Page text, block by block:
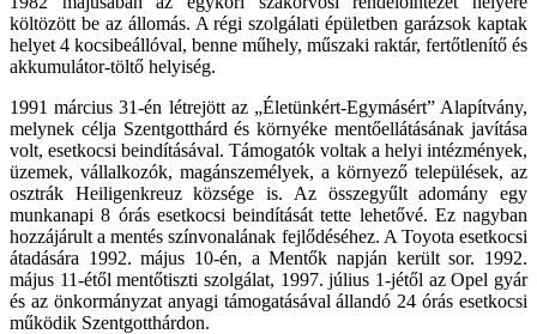
költözött be az állomás. A régi szolgálati épületben garázsok kaptak
helyet 4 kocsibeállóval, benne műhely, műszaki raktár, fertőtlenítő és
akkumulátor-töltő helyiség.
1991 március 31-én létrejött az „Életünkért-Egymásért” Alapítvány,
melynek célja Szentgotthárd és környéke mentőellátásának javítása
volt, esetkocsi beindításával. Támogatók voltak a helyi intézmények,
üzemek, vállalkozók, magánszemélyek, a környező települések, az
osztrák Heiligenkreuz községe is. Az összegyűlt adomány egy
munkanapi 8 órás esetkocsi beindítását tette lehetővé. Ez nagyban
hozzájárult a mentés színvonalának fejlődéséhez. A Toyota esetkocsi
átadására 1992. május 10-én, a Mentők napján került sor. 1992.
május 11-étől mentőtiszti szolgálat, 1997. július 1-jétől az Opel gyár
és az önkormányzat anyagi támogatásával állandó 24 órás esetkocsi
működik Szentgotthárdon.